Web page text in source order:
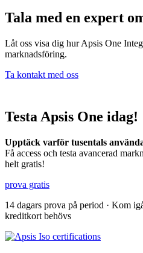
Tala med en expert
Låt oss visa dig hur Apsis One
marknadsföring.
Ta kontakt med oss
Testa Apsis One idag!
Upptäck varför tusentals
Få access och testa avancerad
helt gratis!
prova gratis
14 dagars prova på period · Kom
kreditkort behövs